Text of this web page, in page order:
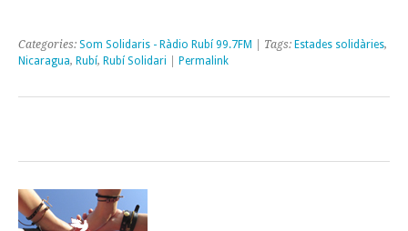
Categories: Som Solidaris - Ràdio Rubí 99.7FM | Tags: Estades solidàries,
Nicaragua, Rubí, Rubí Solidari Permalink